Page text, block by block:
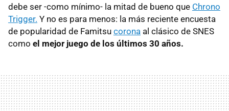
debe ser -como mínimo- la mitad de bueno que Chrono
Trigger. Y no es para menos: la más reciente encuesta
de popularidad de Famitsu corona al clásico de SNES
como el mejor juego de los últimos 30 años.